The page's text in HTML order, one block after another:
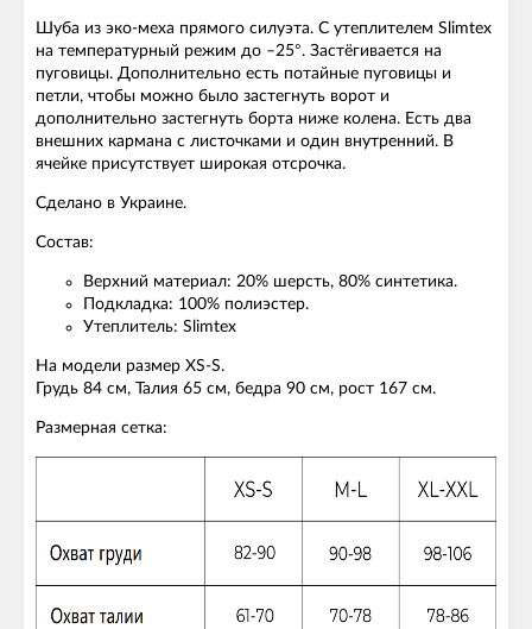
Шуба из эко-меха прямого силуэта. С утеплителем Slimtex
на температурный режим до –25°. Застёгивается на
пуговицы. Дополнительно есть потайные пуговицы и
петли, чтобы можно было застегнуть ворот и
дополнительно застегнуть борта ниже колена. Есть два
внешних кармана с листочками и один внутренний. В
ячейке присутствует широкая отсрочка.
Сделано в Украине.
Состав:
Верхний материал: 20% шерсть, 80% синтетика.
Подкладка: 100% полиэстер.
Утеплитель: Slimtex
На модели размер XS-S.
Грудь 84 см, Талия 65 см, бедра 90 см, рост 167 см.
Размерная сетка: